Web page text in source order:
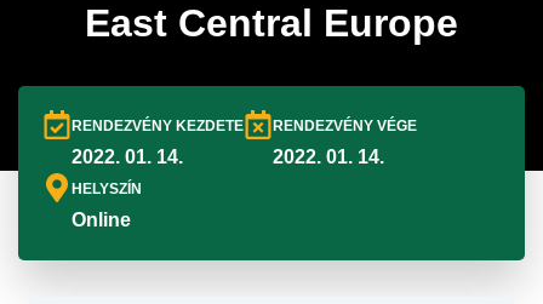
East Central Europe
RENDEZVÉNY KEZDETE
2022. 01. 14.
RENDEZVÉNY VÉGE
2022. 01. 14.
HELYSZÍN
Online